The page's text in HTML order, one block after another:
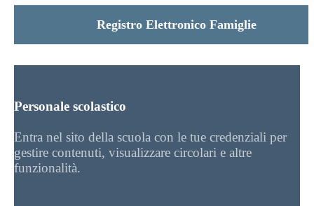
Registro Elettronico Famiglie
Personale scolastico
Entra nel sito della scuola con le tue credenziali per
gestire contenuti, visualizzare circolari e altre
funzionalità.